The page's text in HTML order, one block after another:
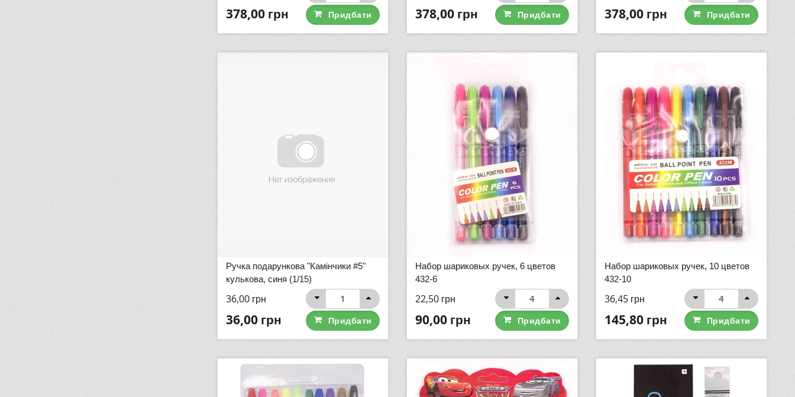
378,00 грн Придбати 378,00 грн Придбати 378,00 грн Придбати
Ручка подарункова "Камінчики #5"
кулькова, синя (1/15)
36,00 грн
36,00 грн Придбати
Набор шариковых ручек, 6 цветов
432-6
22,50 грн
90,00 грн Придбати
Набор шариковых ручек, 10 цветов
432-10
36,45 грн
145,80 грн Придбати